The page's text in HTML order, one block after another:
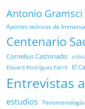
Antonio Gramsci
Aportes teóricos de
Centenario
Cornelius Castoriadis
Eduard Rodríguez Farré El
Entrevistas
estudios